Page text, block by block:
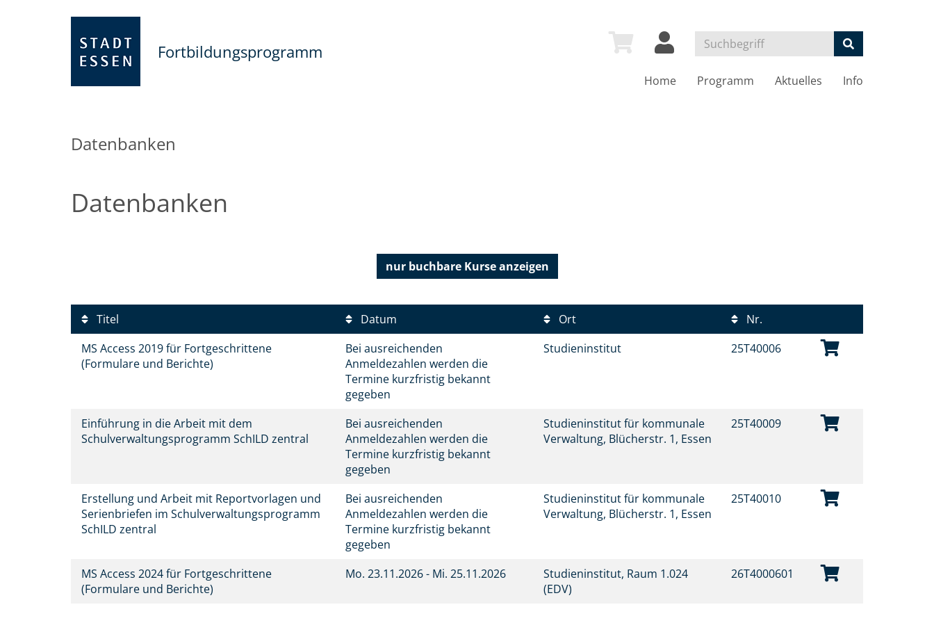
Fortbildungsprogramm
Home Programm Aktuelles Info
Datenbanken
Datenbanken
nur buchbareKurse anzeigen
Titel Datum Ort
Nr.
MS Access 2019 für Fortgeschrittene
(Formulare und Berichte)
Bei ausreichenden
Anmeldezahlen werden die
Termine kurzfristig bekannt
gegeben
Studieninstitut 25T40006
Einführung in die Arbeit mit dem
Schulverwaltungsprogramm SchILD zentral
Bei ausreichenden
Anmeldezahlen werden die
Termine kurzfristig bekannt
gegeben
Studieninstitut für kommunale
Verwaltung, Blücherstr. 1, Essen
25T40009
Erstellung und Arbeit mit Reportvorlagen und
Serienbriefen im Schulverwaltungsprogramm
SchILD zentral
Bei ausreichenden
Anmeldezahlen werden die
Termine kurzfristig bekannt
gegeben
Studieninstitut für kommunale
Verwaltung, Blücherstr. 1, Essen
25T40010
MS Access 2024 für Fortgeschrittene
(Formulare und Berichte)
Mo. 23.11.2026 - Mi. 25.11.2026
Studieninstitut, Raum 1.024
(EDV)
26T4000601